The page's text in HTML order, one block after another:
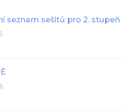
seznam sešitů pro 2. stupeň